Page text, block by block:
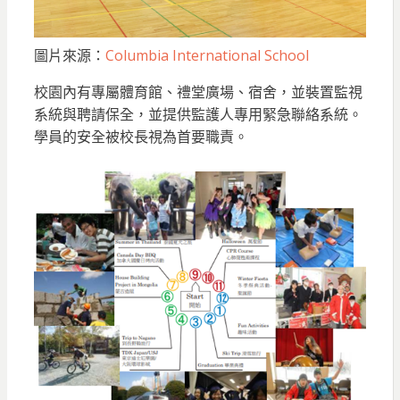
圖片來源： Columbia International School
校園內有專屬體育館、禮堂廣場、宿舍，並裝置監視
系統與聘請保全，並提供監護人專用緊急聯絡系統。
學員的安全被校長視為首要職責。